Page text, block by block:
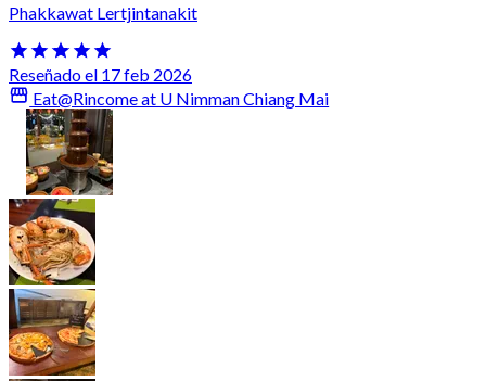
Phakkawat Lertjintanakit
Reseñado el 17 feb 2026
Eat@Rincome at U Nimman Chiang Mai